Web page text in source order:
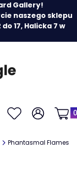
Gallery!
naszego sklepu
17, Halicka 7 w
UlubioneZaloguj się
Phantasmal Flames